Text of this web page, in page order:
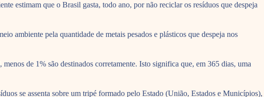
estimam que o Brasil gasta, todo ano, por não reciclar os resíduos que despeja
ambiente pela quantidade de metais pesados e plásticos que despeja nos
de 1% são destinados corretamente. Isto significa que, em 365 dias, uma
se assenta sobre um tripé formado pelo Estado (União, Estados e Municípios),